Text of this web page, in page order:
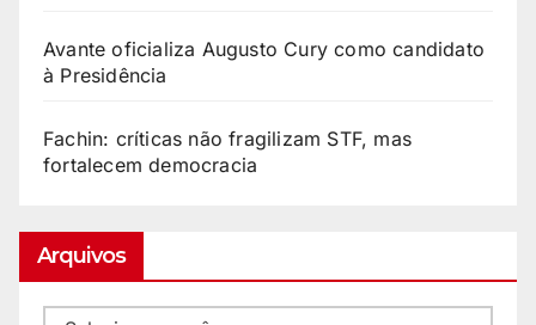
Avante oficializa Augusto Cury como candidato
à Presidência
Fachin: críticas não fragilizam STF, mas
fortalecem democracia
Arquivos